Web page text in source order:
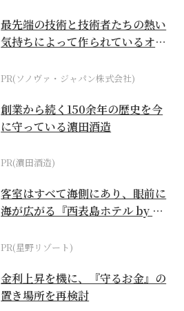
最先端の技術と技術者たちの熱い
気持ちによって作られているオー
PR(ソノヴァ・ジャパン株式会社)
創業から続く150余年の歴史を今
に守っている濵田酒造
PR(濵田酒造)
客室はすべて海側にあり、眼前に
海が広がる『西表島ホテル by 星
PR(星野リゾート)
金利上昇を機に、『守るお金』の
置き場所を再検討